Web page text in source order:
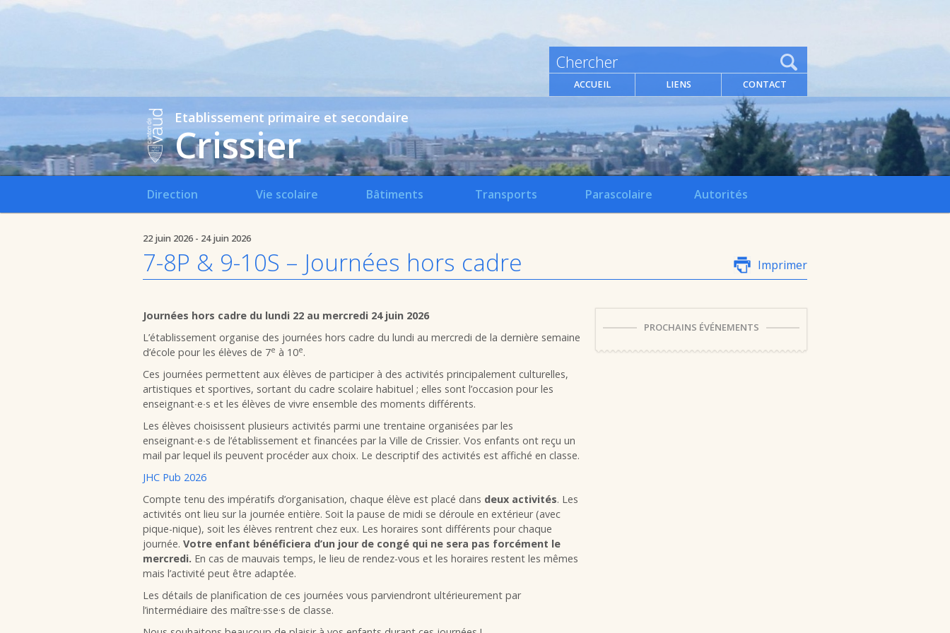
ACCUEIL LIENS CONTACT
Etablissement primaire et secondaire
Crissier
Direction Vie scolaire Bâtiments Transports Parascolaire Autorités
22 juin 2026 - 24 juin 2026
7-8P & 9-10S – Journées hors cadre Imprimer
Journées hors cadre du lundi 22 au mercredi 24 juin 2026
L’établissement organise des journées hors cadre du lundi au mercredi de la dernière semaine
d’école pour les élèves de 7e à 10e.
Ces journées permettent aux élèves de participer à des activités principalement culturelles,
artistiques et sportives, sortant du cadre scolaire habituel ; elles sont l’occasion pour les
enseignant∙e∙s et les élèves de vivre ensemble des moments différents.
Les élèves choisissent plusieurs activités parmi une trentaine organisées par les
enseignant∙e∙s de l’établissement et financées par la Ville de Crissier. Vos enfants ont reçu un
mail par lequel ils peuvent procéder aux choix. Le descriptif des activités est affiché en classe.
JHC Pub 2026
Compte tenu des impératifs d’organisation, chaque élève est placé dans deux activités. Les
activités ont lieu sur la journée entière. Soit la pause de midi se déroule en extérieur (avec
pique-nique), soit les élèves rentrent chez eux. Les horaires sont différents pour chaque
journée. Votre enfant bénéficiera d’un jour de congé qui ne sera pas forcément le
mercredi. En cas de mauvais temps, le lieu de rendez-vous et les horaires restent les mêmes
mais l’activité peut être adaptée.
Les détails de planification de ces journées vous parviendront ultérieurement par
l’intermédiaire des maître·sse·s de classe.
PROCHAINS ÉVÉNEMENTS